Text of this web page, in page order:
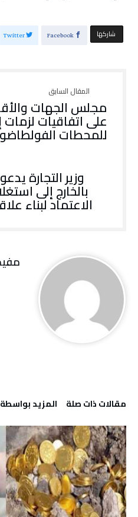
‫‫ شاركها‬ Facebook
Twitter
مجلس الجهات
على اتفاقيات لزمات
للمحطات
وزير التجارة
بالخارج إلى
الاعتماد لبناء
‫مقالات ذات صلة‬ ‫‫المزيد